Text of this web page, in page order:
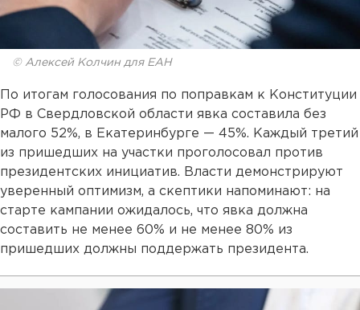
© Алексей Колчин для ЕАН
По итогам голосования по поправкам к Конституции
РФ в Свердловской области явка составила без
малого 52%, в Екатеринбурге — 45%. Каждый третий
из пришедших на участки проголосовал против
президентских инициатив. Власти демонстрируют
уверенный оптимизм, а скептики напоминают: на
старте кампании ожидалось, что явка должна
составить не менее 60% и не менее 80% из
пришедших должны поддержать президента.